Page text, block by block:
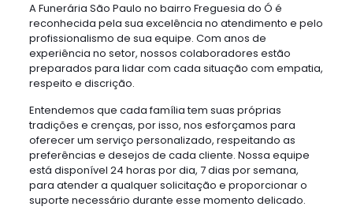
A Funerária São Paulo no bairro Freguesia do Ó é
reconhecida pela sua excelência no atendimento e pelo
profissionalismo de sua equipe. Com anos de
experiência no setor, nossos colaboradores estão
preparados para lidar com cada situação com empatia,
respeito e discrição.
Entendemos que cada família tem suas próprias
tradições e crenças, por isso, nos esforçamos para
oferecer um serviço personalizado, respeitando as
preferências e desejos de cada cliente. Nossa equipe
está disponível 24 horas por dia, 7 dias por semana,
para atender a qualquer solicitação e proporcionar o
suporte necessário durante esse momento delicado.